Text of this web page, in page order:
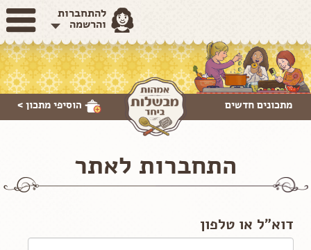
להתחברות
והרשמה
הוסיפי מתכון > מתכונים חדשים
התחברות לאתר
דוא"ל או טלפון